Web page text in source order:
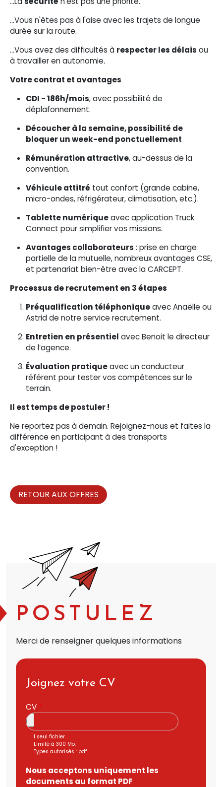
…Vous n'êtes pas à l'aise avec les trajets de longue
durée sur la route.
…Vous avez des difficultés à respecter les délais ou
à travailler en autonomie.
Votre contrat et avantages
CDI - 186h/mois, avec possibilité de
déplafonnement.
Découcher à la semaine, possibilité de
bloquer un week-end ponctuellement
Rémunération attractive, au-dessus de la
convention.
Véhicule attitré tout confort (grande cabine,
micro-ondes, réfrigérateur, climatisation, etc.).
Tablette numériqueavec application Truck
Connect pour simplifier vos missions.
Avantages collaborateurs : prise en charge
partielle de la mutuelle, nombreux avantages CSE,
et partenariat bien-être avec la CARCEPT.
Processus de recrutement en 3 étapes
Préqualification téléphoniqueavec Anaëlle ou
Astrid de notre service recrutement.
Entretien en présentiel avec Benoit le directeur
de l’agence.
Évaluation pratiqueavec un conducteur
référent pour tester vos compétences sur le
terrain.
Il est temps de postuler !
Ne reportez pas à demain. Rejoignez-nous et faites la
différence en participant à des transports
d'exception !
RETOUR AUX OFFRES
POSTULEZ
Merci de renseigner quelques informations
Joignez votre CV
CV
1 seul fichier.
Limité à 300 Mo.
Types autorisés : pdf.
Nous acceptons uniquement les
documents au format PDF